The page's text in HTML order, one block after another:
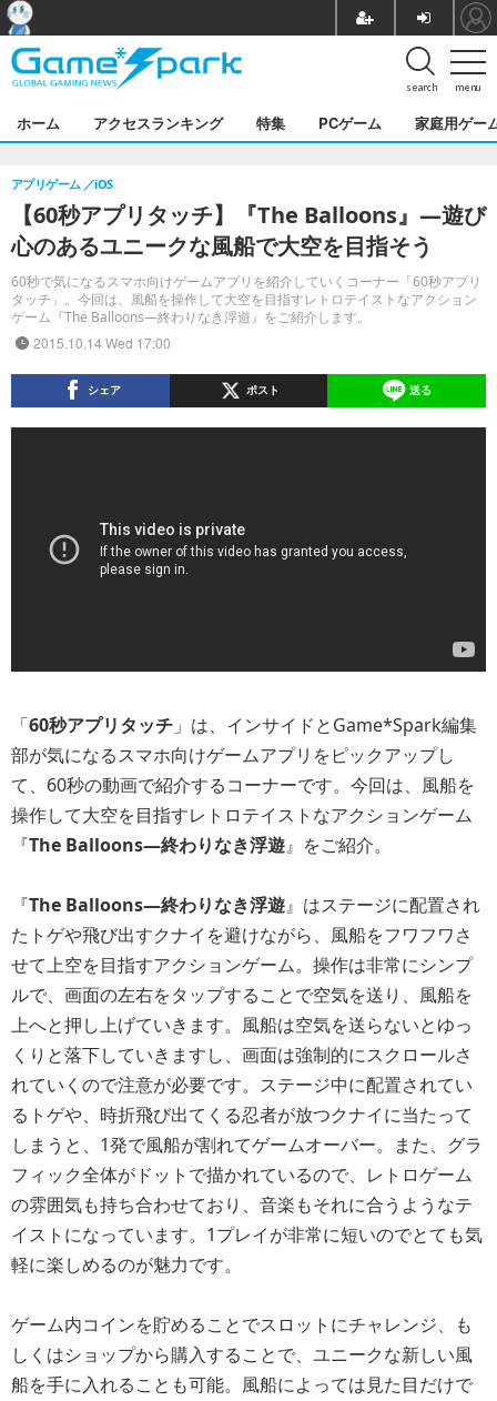
menu
search
ホーム アクセスランキング 特集 PCゲーム 家庭用ゲー
【60秒アプリタッチ】『The Balloons』―遊び
心のあるユニークな風船で大空を目指そう
60秒で気になるスマホ向けゲームアプリを紹介していくコーナー「60秒アプリ
タッチ」。今回は、風船を操作して大空を目指すレトロテイストなアクション
ゲーム『The Balloons―終わりなき浮遊』をご紹介します。
アプリゲーム iOS
2015.10.14 Wed 17:00
シェア ポスト 送る
「60秒アプリタッチ 」は、インサイドとGame*Spark編集
部が気になるスマホ向けゲームアプリをピックアップし
て、60秒の動画で紹介するコーナーです。今回は、風船を
操作して大空を目指すレトロテイストなアクションゲーム
『The Balloons―終わりなき浮遊』をご紹介。
『The Balloons―終わりなき浮遊』はステージに配置され
たトゲや飛び出すクナイを避けながら、風船をフワフワさ
せて上空を目指すアクションゲーム。操作は非常にシンプ
ルで、画面の左右をタップすることで空気を送り、風船を
上へと押し上げていきます。風船は空気を送らないとゆっ
くりと落下していきますし、画面は強制的にスクロールさ
れていくので注意が必要です。ステージ中に配置されてい
るトゲや、時折飛び出てくる忍者が放つクナイに当たって
しまうと、1発で風船が割れてゲームオーバー。また、グラ
フィック全体がドットで描かれているので、レトロゲーム
の雰囲気も持ち合わせており、音楽もそれに合うようなテ
イストになっています。1プレイが非常に短いのでとても気
軽に楽しめるのが魅力です。
ゲーム内コインを貯めることでスロットにチャレンジ、も
しくはショップから購入することで、ユニークな新しい風
船を手に入れることも可能。風船によっては見た目だけで